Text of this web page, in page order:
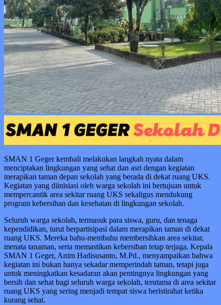
SMAN 1 Geger kembali melakukan langkah nyata dalam
menciptakan lingkungan yang sehat dan asri dengan kegiatan
merapikan taman depan sekolah yang berada di dekat ruang UKS.
Kegiatan yang diinisiasi oleh warga sekolah ini bertujuan untuk
mempercantik area sekitar ruang UKS sekaligus mendukung
program kebersihan dan kesehatan di lingkungan sekolah.
Seluruh warga sekolah, termasuk para siswa, guru, dan tenaga
kependidikan, turut berpartisipasi dalam merapikan taman di dekat
ruang UKS. Mereka bahu-membahu membersihkan area sekitar,
menata tanaman, serta memastikan kebersihan tetap terjaga. Kepala
SMAN 1 Geger, Anim Hadisusanto, M.Pd., menyampaikan bahwa
kegiatan ini bukan hanya sekadar memperindah taman, tetapi juga
untuk meningkatkan kesadaran akan pentingnya lingkungan yang
bersih dan sehat bagi seluruh warga sekolah, terutama di area sekitar
ruang UKS yang sering menjadi tempat siswa beristirahat ketika
kurang sehat.